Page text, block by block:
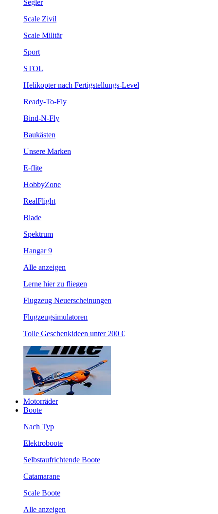
Segler
Scale Zivil
Scale Militär
Sport
STOL
Helikopter nach Fertigstellungs-Level
Ready-To-Fly
Bind-N-Fly
Baukästen
Unsere Marken
E-flite
HobbyZone
RealFlight
Blade
Spektrum
Hangar 9
Alle anzeigen
Lerne hier zu fliegen
Flugzeug Neuerscheinungen
Flugzeugsimulatoren
Tolle Geschenkideen unter 200 €
Motorräder
Boote
Nach Typ
Elektroboote
Selbstaufrichtende Boote
Catamarane
Scale Boote
Alle anzeigen